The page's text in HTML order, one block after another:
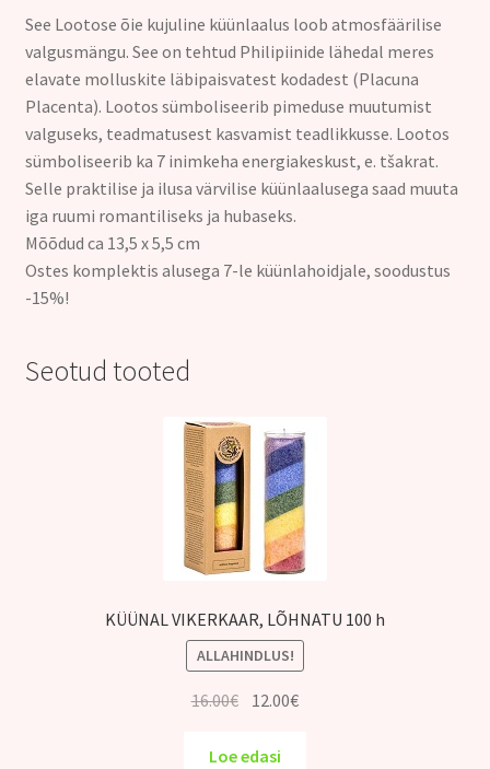
See Lootose õie kujuline küünlaalus loob atmosfäärilise
valgusmängu. See on tehtud Philipiinide lähedal meres
elavate molluskite läbipaisvatest kodadest (Placuna
Placenta). Lootos sümboliseerib pimeduse muutumist
valguseks, teadmatusest kasvamist teadlikkusse. Lootos
sümboliseerib ka 7 inimkeha energiakeskust, e. tšakrat.
Selle praktilise ja ilusa värvilise küünlaalusega saad muuta
iga ruumi romantiliseks ja hubaseks.
Mõõdud ca 13,5 x 5,5 cm
Ostes komplektis alusega 7-le küünlahoidjale, soodustus
-15%!
Seotud tooted
KÜÜNAL VIKERKAAR, LÕHNATU 100 h
ALLAHINDLUS!
16.00€ Algne
oli:
12.00€Praegune
Loe edasi